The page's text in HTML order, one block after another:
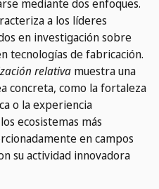
mediante dos enfoques.
a los líderes
en investigación sobre
tecnologías de fabricación.
relativa muestra una
concreta, como la fortaleza
o la experiencia
ecosistemas más
en campos
su actividad innovadora